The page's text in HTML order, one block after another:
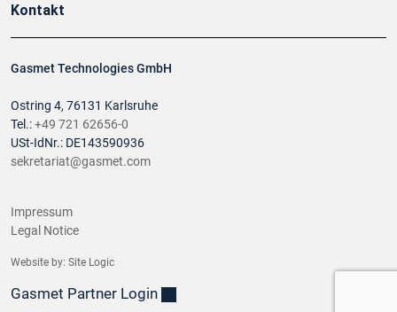
Gasmet Technologies GmbH
Ostring 4, 76131 Karlsruhe
Tel.:+49 721 62656-0
USt-IdNr.: DE143590936
sekretariat@gasmet.com
Kontakt
Impressum
Legal Notice
Website by: Site Logic
Gasmet Partner Login